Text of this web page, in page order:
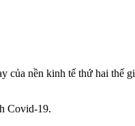
nền kinh tế thứ hai thế
Covid-19.